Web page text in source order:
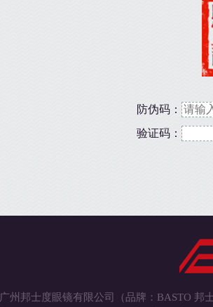
防伪码：
验证码：
广州邦士度眼镜有限公司（品牌：BASTO 邦